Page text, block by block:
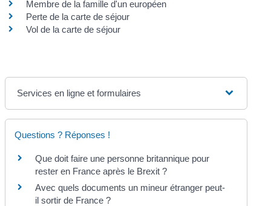
Membre de la famille d'un européen
Perte de la carte de séjour
Vol de la carte de séjour
Services en ligne et formulaires
Questions ? Réponses !
Que doit faire une personne britannique pour
rester en France après le Brexit ?
Avec quels documents un mineur étranger peut-
il sortir de France ?